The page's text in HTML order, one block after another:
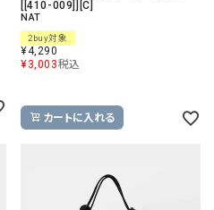
[[410-009]][C]
NAT
2buy対象
¥4,290
¥3,003税込
カートに入れる